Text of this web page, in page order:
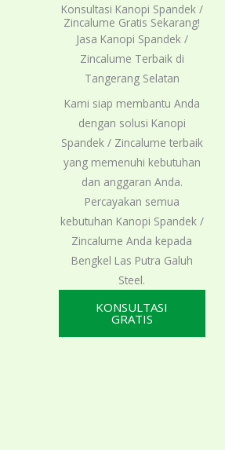
Konsultasi Kanopi Spandek /
Zincalume Gratis Sekarang!
Jasa Kanopi Spandek /
Zincalume Terbaik di
Tangerang Selatan
Kami siap membantu Anda
dengan solusi Kanopi
Spandek / Zincalume terbaik
yang memenuhi kebutuhan
dan anggaran Anda.
Percayakan semua
kebutuhan Kanopi Spandek /
Zincalume Anda kepada
Bengkel Las Putra Galuh
Steel.
KONSULTASI
GRATIS